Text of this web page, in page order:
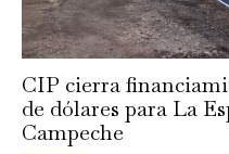
CIP cierra
de dólares para La
Campeche